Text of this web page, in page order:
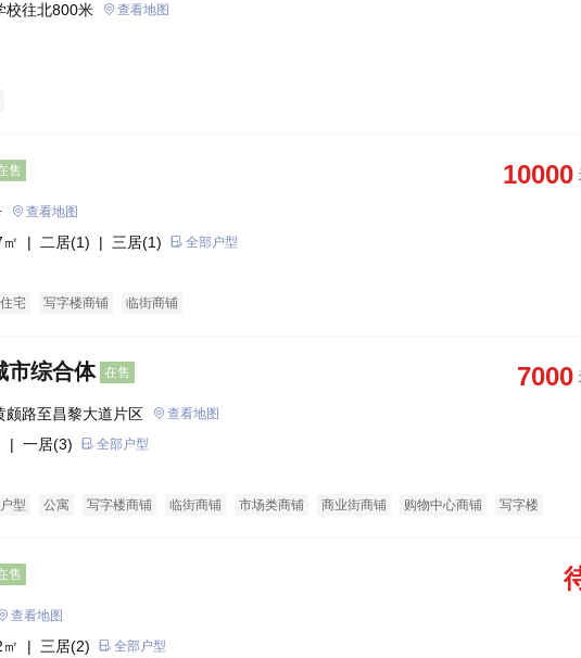
校往北800米 查看地图
售 10000
查看地图
㎡ | 二居(1) | 三居(1) 全部户型
宅 写字楼商铺 临街商铺
市综合体 在售 7000
颇路至昌黎大道片区 查看地图
| 一居(3) 全部户型
型 公寓 写字楼商铺 临街商铺 市场类商铺 商业街商铺 购物中心商铺 写字楼
售
查看地图
㎡ | 三居(2) 全部户型